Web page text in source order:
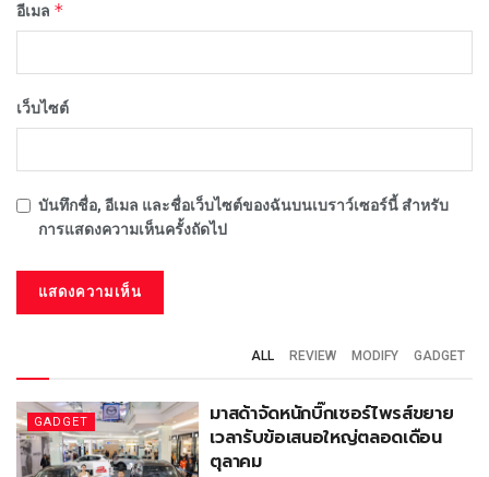
อีเมล *
เว็บไซต์
บันทึกชื่อ, อีเมล และชื่อเว็บไซต์ของฉันบนเบราว์เซอร์นี้ สำหรับ
การแสดงความเห็นครั้งถัดไป
ALL REVIEW MODIFY GADGET
GADGET
มาสด้าจัดหนักบิ๊กเซอร์ไพรส์ขยาย
เวลารับข้อเสนอใหญ่ตลอดเดือน
ตุลาคม